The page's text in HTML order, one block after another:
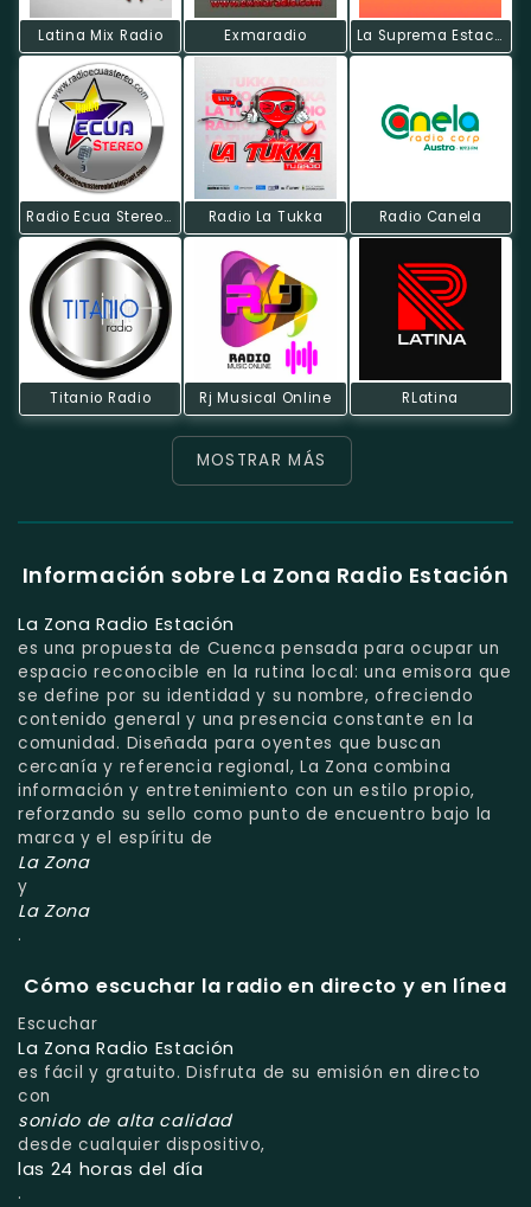
Latina Mix Radio Exmaradio La Suprema Estacion
Radio Ecua Stereo HD Radio La Tukka Radio Canela
Titanio Radio Rj Musical Online RLatina
MOSTRAR MÁS
Información sobre La Zona Radio Estación
La Zona Radio Estación
es una propuesta de Cuenca pensada para ocupar un
espacio reconocible en la rutina local: una emisora que
se define por su identidad y su nombre, ofreciendo
contenido general y una presencia constante en la
comunidad. Diseñada para oyentes que buscan
cercanía y referencia regional, La Zona combina
información y entretenimiento con un estilo propio,
reforzando su sello como punto de encuentro bajo la
marca y el espíritu de
La Zona
y
La Zona
.
Cómo escuchar la radio en directo y en línea
Escuchar
La Zona Radio Estación
es fácil y gratuito. Disfruta de su emisión en directo
con
sonido de alta calidad
desde cualquier dispositivo,
las 24 horas del día
.